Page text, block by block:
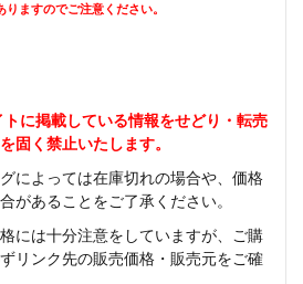
ますのでご注意ください。
に掲載している情報をせどり・転売
固く禁止いたします。
によっては在庫切れの場合や、価格
があることをご了承ください。
には十分注意をしていますが、ご購
リンク先の販売価格・販売元をご確